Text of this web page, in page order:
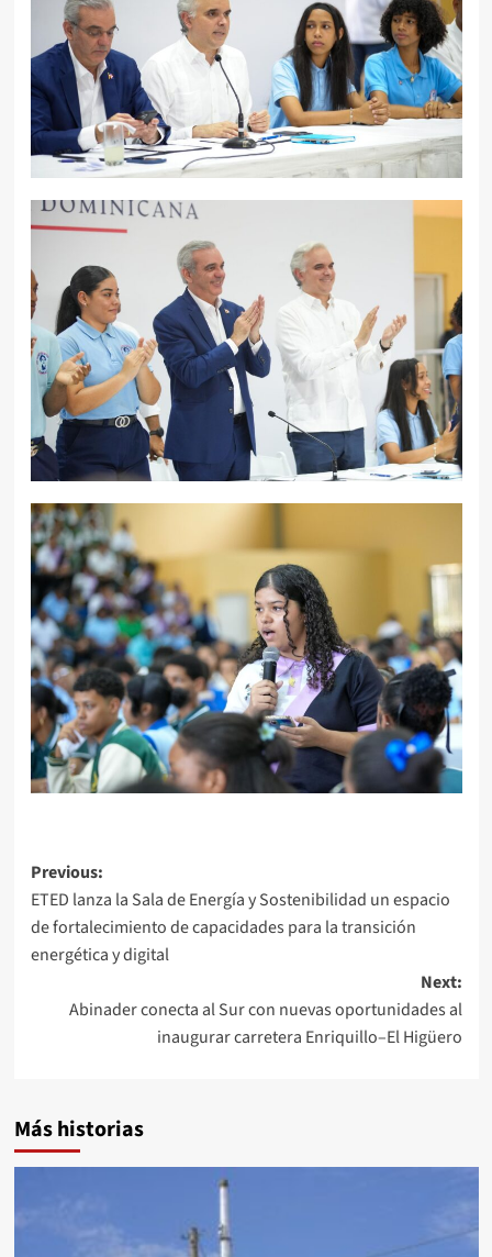
Previous:
ETED lanza la Sala de Energía y Sostenibilidad un espacio
de fortalecimiento de capacidades para la transición
energética y digital
Next:
Abinader conecta al Sur con nuevas oportunidades al
inaugurar carretera Enriquillo–El Higüero
Más historias